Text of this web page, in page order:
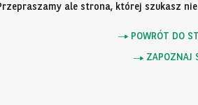
ale strona, której szukasz
POWRÓT DO
ZAPOZNAJ